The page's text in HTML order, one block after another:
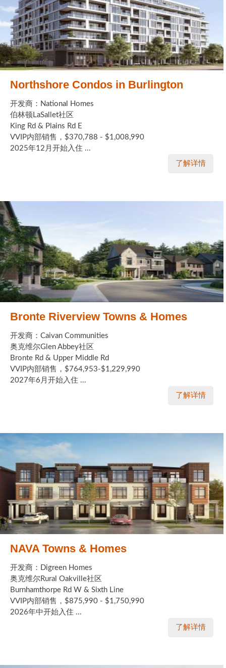
Northshore Condos in Burlington
开发商：National Homes
伯林顿LaSallet社区
King Rd & Plains Rd E
VVIP内部销售，$370,788 - $1,008,990
2025年12月开始入住 ...
了解详情
Bronte Riverview Towns & Homes
开发商：Caivan Communities
奥克维尔Glen Abbey社区
Bronte Rd & Upper Middle Rd
VVIP内部销售，$764,953-$1,229,990
2027年6月开始入住 ...
了解详情
NAVA Towns & Homes
开发商：Digreen Homes
奥克维尔Rural Oakville社区
Burnhamthorpe Rd W & Sixth Line
VVIP内部销售，$875,990 - $1,750,990
2026年中开始入住 ...
了解详情